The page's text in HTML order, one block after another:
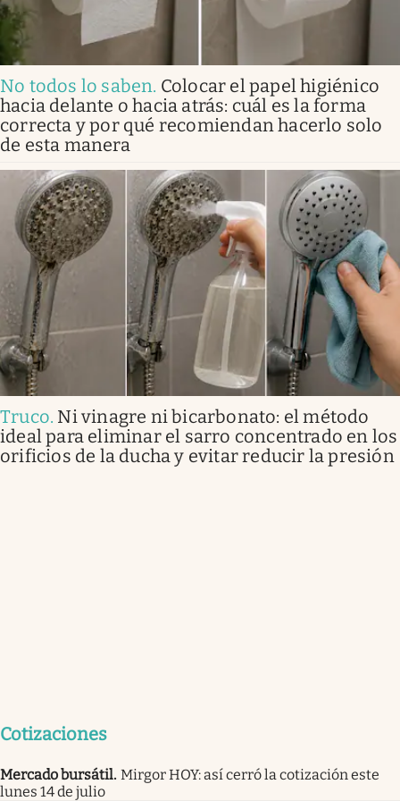
No todos lo saben. Colocar el papel higiénico
hacia delante o hacia atrás: cuál es la forma
correcta y por qué recomiendan hacerlo solo
de esta manera
Truco. Ni vinagre ni bicarbonato: el método
ideal para eliminar el sarro concentrado en los
orificios de la ducha y evitar reducir la presión
Cotizaciones
Mercado bursátil. Mirgor HOY: así cerró la cotización este
lunes 14 de julio